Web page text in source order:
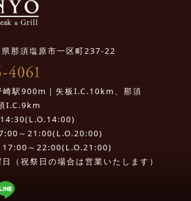
那須塩原市一区町237-22
崎駅900m｜矢板I.C.10km、那須
I.C.9km
～21:00(L.O.20:00)
17:00～22:00(L.O.21:00)
（祝祭日の場合は営業いたします）